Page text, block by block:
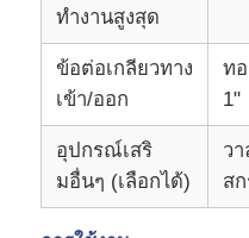
ทำงานสูงสุด
ข้อต่อเกลียวทาง
เข้า/ออก
ท
1"
อุปกรณ์เสริ
มอื่นๆ (เลือกได้)
ว
ส